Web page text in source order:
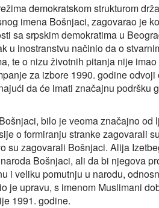
demokratskom strukturom
imena Bošnjaci, zagovarao je
sa srpskim demokratima u
u inostranstvu načinio da o
te o nizu životnih pitanja nije
za izbore 1990. godine odvoji
da će imati značajnu podršku
bilo je veoma značajno od
o formiranju stranke zagovarali
su zagovarali Bošnjaci. Alija
Bošnjaci, ali da bi njegova
i veliku pomutnju u narodu,
je upravu, s imenom Muslimani
1991. godine.